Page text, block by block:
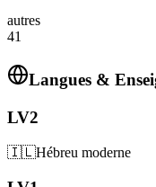
autres
41
Langues &
LV2
🇮🇱Hébreu moderne